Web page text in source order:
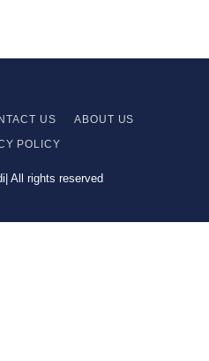
US
ABOUT US
POLICY
All rights reserved